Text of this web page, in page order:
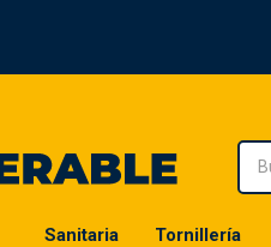
Sanitaria Tornillería